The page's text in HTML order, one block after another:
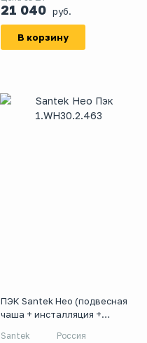
21 040 руб.
В корзину
ПЭК Santek Нео (подвесная
чаша + инсталляция +
Santek Россия